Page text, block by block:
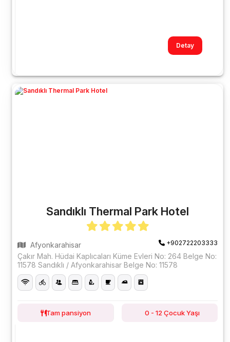
Detay
Sandıklı Thermal Park Hotel
Afyonkarahisar +902722203333
Çakır Mah. Hüdai Kaplıcaları Küme Evleri No: 264 Belge No:
11578 Sandıklı / Afyonkarahisar Belge No: 11578
Tam pansiyon 0 - 12 Çocuk Yaşı